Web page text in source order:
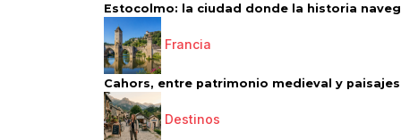
Estocolmo: la ciudad donde la historia
Francia
Cahors, entre patrimonio medieval y paisajes
Destinos